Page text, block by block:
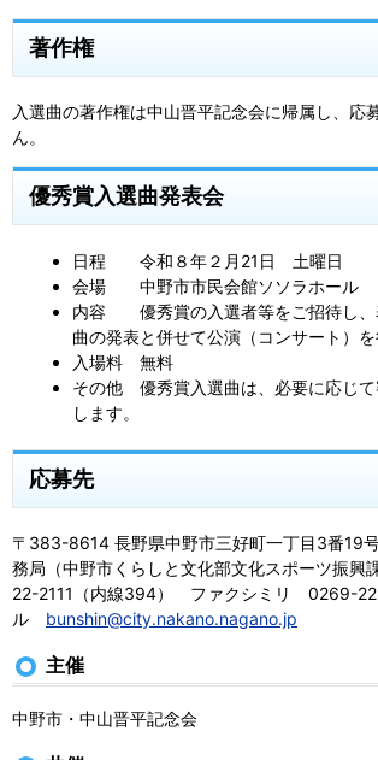
著作権
入選曲の著作権は中山晋平記念会に帰属し、応
ん。
優秀賞入選曲発表会
日程 令和８年２月21日 土曜日
会場 中野市市民会館ソソラホール
内容 優秀賞の入選者等をご招待し、
曲の発表と併せて公演（コンサート）を
入場料 無料
その他 優秀賞入選曲は、必要に応じて
します。
応募先
〒383-8614 長野県中野市三好町一丁目3番19
務局（中野市くらしと文化部文化スポーツ振
22-2111（内線394） ファクシミリ 0269-
ル bunshin@city.nakano.nagano.jp
主催
中野市・中山晋平記念会